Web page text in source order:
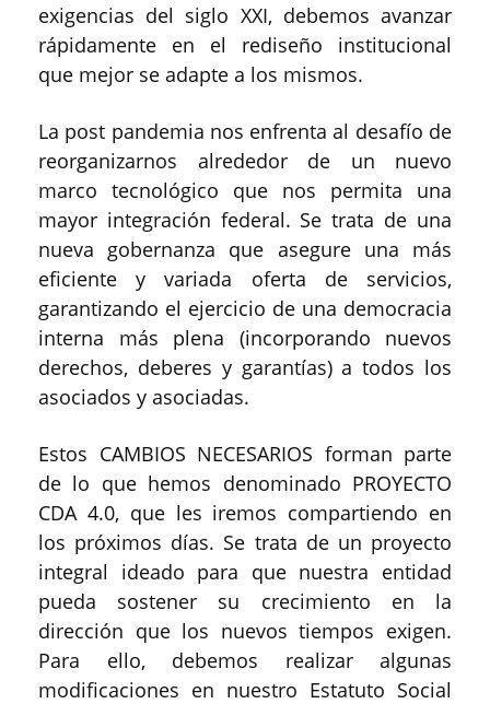
exigencias del siglo XXI, debemos avanzar
rápidamente en el rediseño institucional
que mejor se adapte a los mismos.
La post pandemia nos enfrenta al desafío de
reorganizarnos alrededor de un nuevo
marco tecnológico que nos permita una
mayor integración federal. Se trata de una
nueva gobernanza que asegure una más
eficiente y variada oferta de servicios,
garantizando el ejercicio de una democracia
interna más plena (incorporando nuevos
derechos, deberes y garantías) a todos los
asociados y asociadas.
Estos CAMBIOS NECESARIOS forman parte
de lo que hemos denominado PROYECTO
CDA 4.0, que les iremos compartiendo en
los próximos días. Se trata de un proyecto
integral ideado para que nuestra entidad
pueda sostener su crecimiento en la
dirección que los nuevos tiempos exigen.
Para ello, debemos realizar algunas
modificaciones en nuestro Estatuto Social